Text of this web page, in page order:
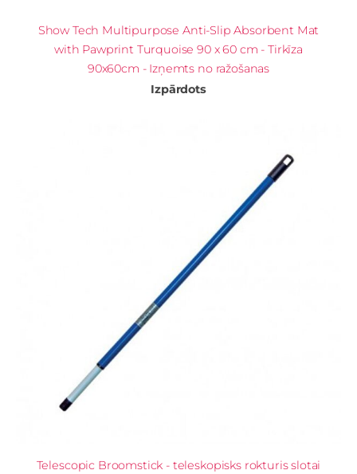
Show Tech Multipurpose Anti-Slip Absorbent Mat
with Pawprint Turquoise 90 x 60 cm - Tirkīza
90x60cm - Izņemts no ražošanas
Izpārdots
Telescopic Broomstick - teleskopisks rokturis slotai